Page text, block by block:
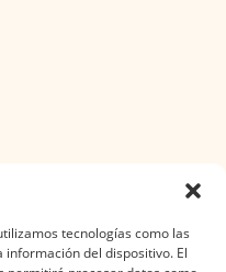
tecnologías como las
del dispositivo. El